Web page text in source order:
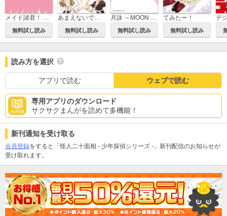
無料試し読み 無料試し読み 無料試し読み
てみたー！
無料試し読み
デ
読み方を選択
アプリで読む ウェブで読む
専用アプリのダウンロード
サクサクまんがを読めて多機能！
新刊通知を受け取る
会員登録をすると「怪人二十面相 - 少年探偵シリーズ -」新刊配信のお知らせが
受け取れます。